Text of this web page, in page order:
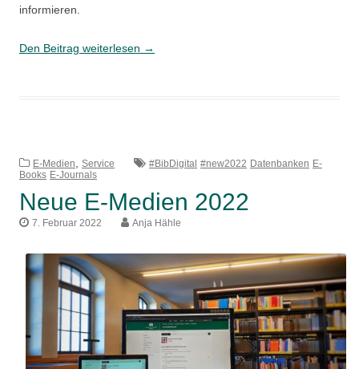
informieren.
Den Beitrag weiterlesen Neue
→
E-Medien Service #BibDigital #new2022 Datenbanken E-
Books E-Journals
Neue E-Medien 2022
7. Februar 2022 Anja Hähle